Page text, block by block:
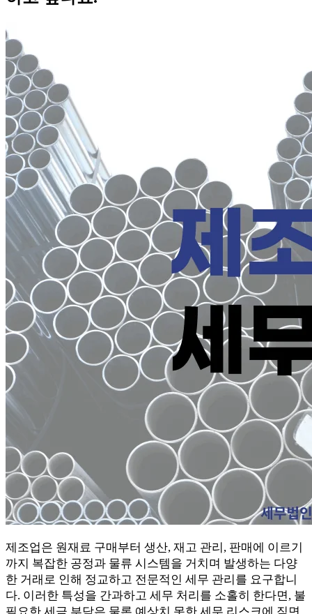
제조업은 원재료 구매부터 생산, 재고 관리, 판매에 이르기
까지 복잡한 공정과 물류 시스템을 거치며 발생하는 다양
한 거래로 인해 정교하고 전문적인 세무 관리를 요구합니
다. 이러한 특성을 간과하고 세무 처리를 소홀히 한다면, 불